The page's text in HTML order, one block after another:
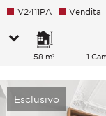
V2411PA Vendita
58 m² 1
Esclusivo